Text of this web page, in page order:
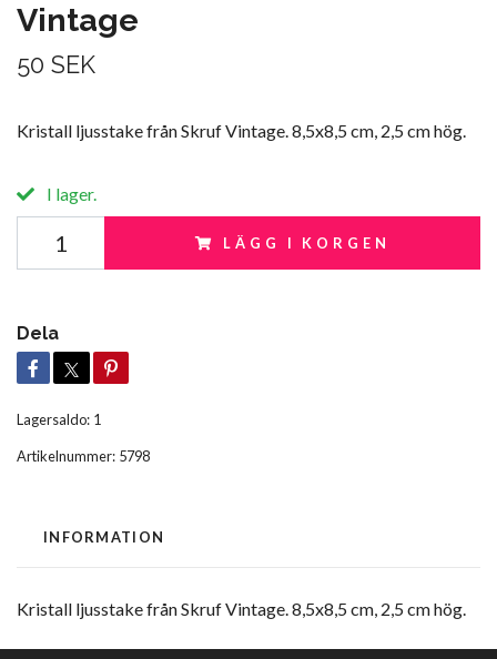
Vintage
50 SEK
Kristall ljusstake från Skruf Vintage. 8,5x8,5 cm, 2,5 cm hög.
I lager.
LÄGG I KORGEN
Dela
Lagersaldo: 1
Artikelnummer: 5798
INFORMATION
Kristall ljusstake från Skruf Vintage. 8,5x8,5 cm, 2,5 cm hög.